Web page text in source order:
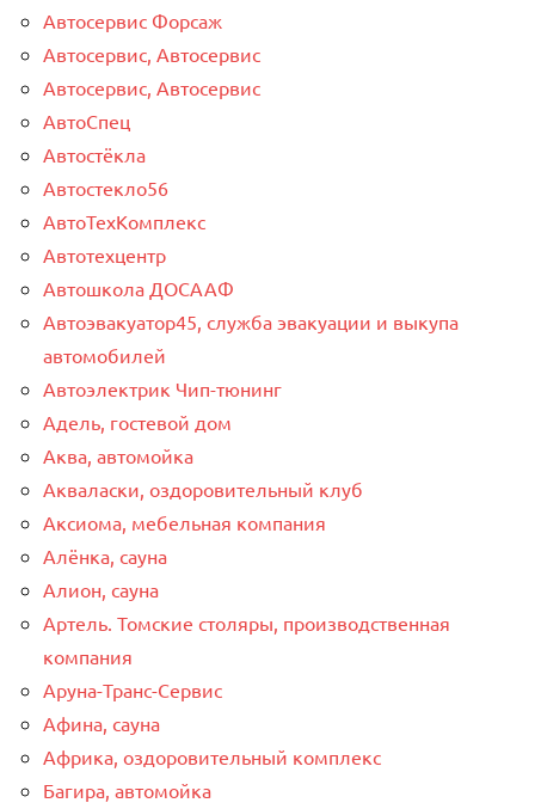
Автосервис Форсаж
Автосервис, Автосервис
Автосервис, Автосервис
АвтоСпец
Автостёкла
Автостекло56
АвтоТехКомплекс
Автотехцентр
Автошкола ДОСААФ
Автоэвакуатор45, служба эвакуации и выкупа
автомобилей
Автоэлектрик Чип-тюнинг
Адель, гостевой дом
Аква, автомойка
Акваласки, оздоровительный клуб
Аксиома, мебельная компания
Алёнка, сауна
Алион, сауна
Артель. Томские столяры, производственная
компания
Аруна-Транс-Сервис
Афина, сауна
Африка, оздоровительный комплекс
Багира, автомойка